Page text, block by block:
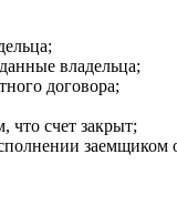
владельца;
договора;
что счет закрыт;
заемщиком